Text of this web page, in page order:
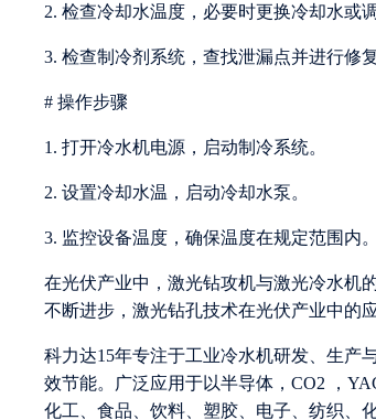
2. 检查冷却水温度，必要时更换冷却水或
3. 检查制冷剂系统，查找泄漏点并进行修复
# 操作步骤
1. 打开冷水机电源，启动制冷系统。
2. 设置冷却水温，启动冷却水泵。
3. 监控设备温度，确保温度在规定范围内。
在光伏产业中，激光钻攻机与激光冷水机
不断进步，激光钻孔技术在光伏产业中的
科力达15年专注于工业冷水机研发、生产
效节能。广泛应用于以半导体，CO2 ，
化工、食品、饮料、塑胶、电子、纺织、